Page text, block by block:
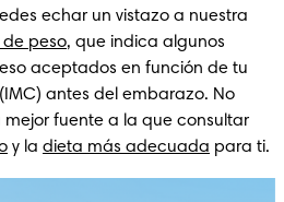
peso, que indica algunos
aceptados en función de tu
antes del embarazo. No
fuente a la que consultar
y la dieta más adecuada para ti.